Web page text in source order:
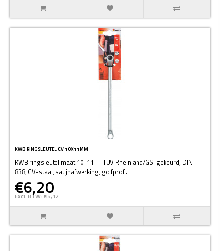
KWB RINGSLEUTEL CV 10X11MM
KWB ringsleutel maat 10+11 -- TÜV Rheinland/GS-gekeurd, DIN
838, CV-staal, satijnafwerking, golfprof..
€6,20
Excl. BTW: €5,12